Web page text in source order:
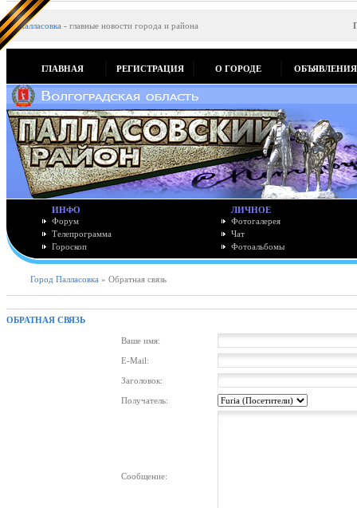
Палласовка - главные новости города и района
ГЛАВНАЯ РЕГИСТРАЦИЯ О ГОРОДЕ ОБЪЯВЛЕНИЯ
ИНФО
Форум
Телепрограмма
Гороскоп
ЛИЧНОЕ
Фотогалерея
Чат
Фотоальбомы
Город Палласовка » Обратная связь
ОБРАТНАЯ СВЯЗЬ
Ваше имя:
E-Mail:
Заголовок:
Получатель:
Сообщение: